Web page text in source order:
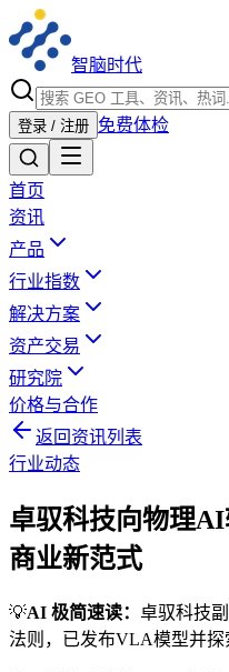
智脑时代
登录 / 注册 免费体检
首页
资讯
产品
行业指数
解决方案
资产交易
研究院
价格与合作
返回资讯列表
行业动态
卓驭科技向物理
商业新范式
💡AI 极简速读： 卓驭科技
法则，已发布VLA模型并探